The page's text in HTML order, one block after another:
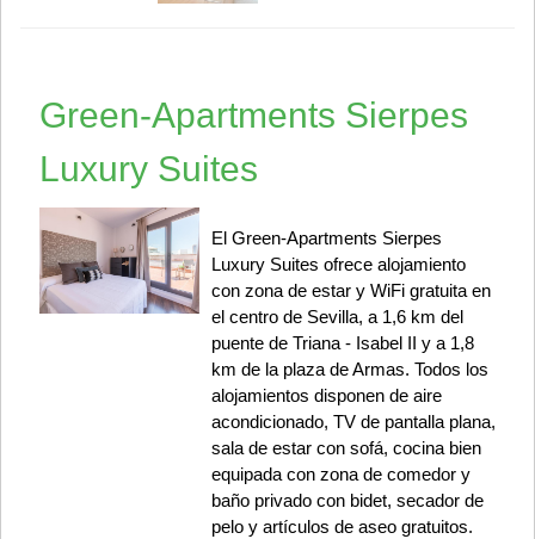
Green-Apartments Sierpes
Luxury Suites
El Green-Apartments Sierpes
Luxury Suites ofrece alojamiento
con zona de estar y WiFi gratuita en
el centro de Sevilla, a 1,6 km del
puente de Triana - Isabel II y a 1,8
km de la plaza de Armas. Todos los
alojamientos disponen de aire
acondicionado, TV de pantalla plana,
sala de estar con sofá, cocina bien
equipada con zona de comedor y
baño privado con bidet, secador de
pelo y artículos de aseo gratuitos.